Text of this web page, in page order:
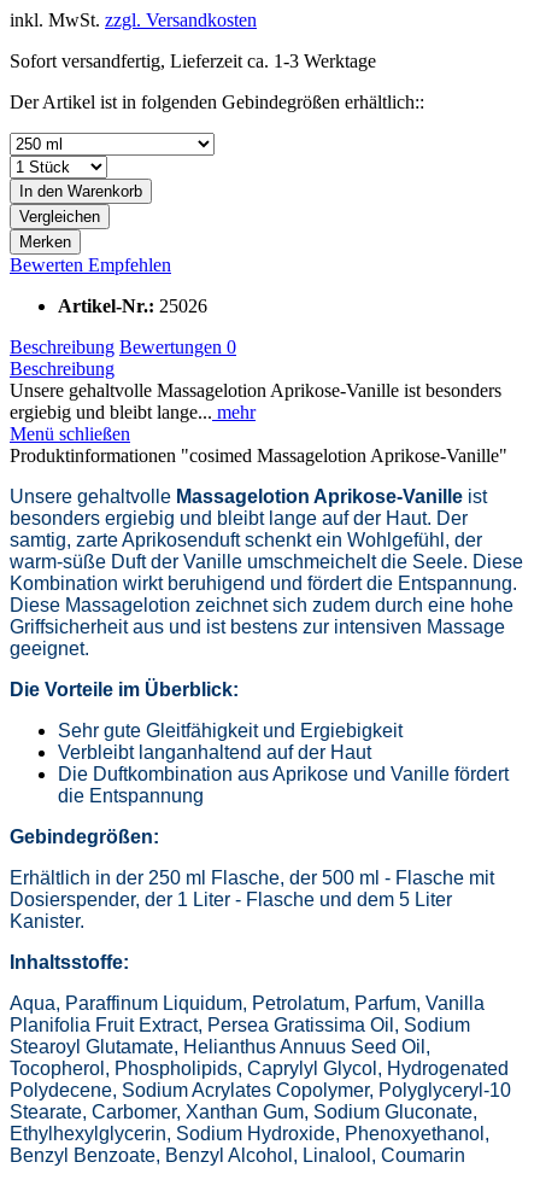
inkl. MwSt. zzgl. Versandkosten
Sofort versandfertig, Lieferzeit ca. 1-3 Werktage
Der Artikel ist in folgenden Gebindegrößen erhältlich::
In den Warenkorb
Vergleichen
Merken
Bewerten Empfehlen
Artikel-Nr.: 25026
Beschreibung Bewertungen 0
Beschreibung
Unsere gehaltvolle Massagelotion Aprikose-Vanille ist besonders
ergiebig und bleibt lange... mehr
Menü schließen
Produktinformationen "cosimed Massagelotion Aprikose-Vanille"
Unsere gehaltvolle Massagelotion Aprikose-Vanille ist
besonders ergiebig und bleibt lange auf der Haut. Der
samtig, zarte Aprikosenduft schenkt ein Wohlgefühl, der
warm-süße Duft der Vanille umschmeichelt die Seele. Diese
Kombination wirkt beruhigend und fördert die Entspannung.
Diese Massagelotion zeichnet sich zudem durch eine hohe
Griffsicherheit aus und ist bestens zur intensiven Massage
geeignet.
Die Vorteile im Überblick:
Sehr gute Gleitfähigkeit und Ergiebigkeit
Verbleibt langanhaltend auf der Haut
Die Duftkombination aus Aprikose und Vanille fördert
die Entspannung
Gebindegrößen:
Erhältlich in der 250 ml Flasche, der 500 ml - Flasche mit
Dosierspender, der 1 Liter - Flasche und dem 5 Liter
Kanister.
Inhaltsstoffe:
Aqua, Paraffinum Liquidum, Petrolatum, Parfum, Vanilla
Planifolia Fruit Extract, Persea Gratissima Oil, Sodium
Stearoyl Glutamate, Helianthus Annuus Seed Oil,
Tocopherol, Phospholipids, Caprylyl Glycol, Hydrogenated
Polydecene, Sodium Acrylates Copolymer, Polyglyceryl-10
Stearate, Carbomer, Xanthan Gum, Sodium Gluconate,
Ethylhexylglycerin, Sodium Hydroxide, Phenoxyethanol,
Benzyl Benzoate, Benzyl Alcohol, Linalool, Coumarin